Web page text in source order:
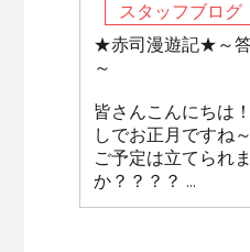
スタッフブログ
★赤司漫遊記★～
～
皆さんこんにちは
しでお正月ですね
ご予定は立てられ
か？？？？ ...